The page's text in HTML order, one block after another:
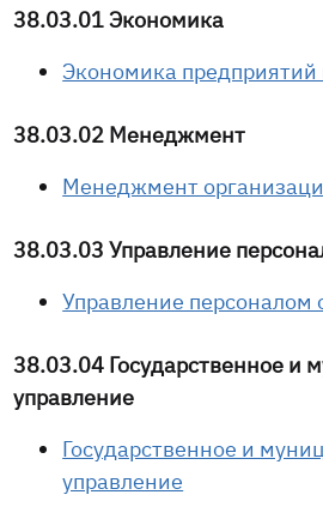
38.03.01 Экономика
Экономика предприятий
38.03.02 Менеджмент
Менеджмент
38.03.03 Управление
Управление персоналом
38.03.04 Государственное и
управление
Государственное и
управление